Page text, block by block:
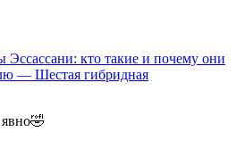
кто такие и почему они
— Шестая гибридная